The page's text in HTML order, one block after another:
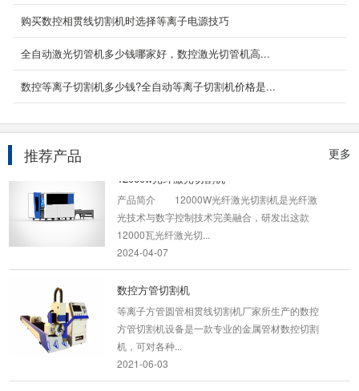
购买数控相贯线切割机时选择等离子电源技巧
全自动激光切管机多少钱哪家好，数控激光切管机高...
数控等离子切割机多少钱?全自动等离子切割机价格是...
更多
推荐产品
定制机型...
2020-09-06
便携式龙门数控切割机
产品简介 YC-BXLM-6025该轻型龙门数控切割
机亦为便携式结构（便携式龙门数控切割机厂家,
2023-03-09
产品简介 12000W光纤激光切割机是光纤激
光技术与数字控制技术完美融合，研发出这款
12000瓦光纤激光切...
2024-04-07
数控方管切割机
等离子方管圆管相贯线切割机厂家所生产的数控
方管切割机设备是一款专业的金属管材数控切割
机，可对各种...
2021-06-03